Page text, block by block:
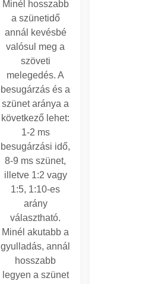
Minél hosszabb
a szünetidő
annál kevésbé
valósul meg a
szöveti
melegedés. A
besugárzás és a
szünet aránya a
következő lehet:
1-2 ms
besugárzási idő,
8-9 ms szünet,
illetve 1:2 vagy
1:5, 1:10-es
arány
választható.
Minél akutabb a
gyulladás, annál
hosszabb
legyen a szünet